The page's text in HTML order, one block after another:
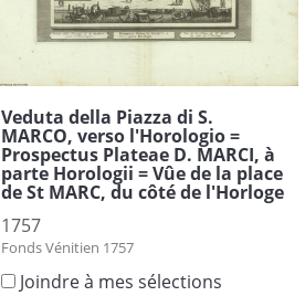
Veduta della Piazza di S.
MARCO, verso l'Horologio =
Prospectus Plateae D. MARCI, à
parte Horologii = Vûe de la place
de St MARC, du côté de l'Horloge
1757
Fonds Vénitien 1757
Joindre à mes sélections